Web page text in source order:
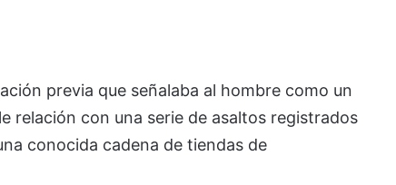
previa que señalaba al hombre como un
relación con una serie de asaltos registrados
conocida cadena de tiendas de